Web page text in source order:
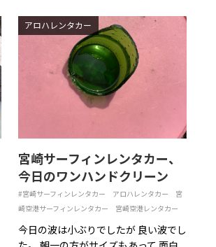
アロハレンタカー
宮崎サーフィンレンタカー、
今日のワンハンドクリーン
#宮崎サーフィンレンタカー アロハレンタカー
宮
崎空港サーフィンレンタカー
宮崎空港レンタカー
今日の波は小ぶりでしたが 良い波でし